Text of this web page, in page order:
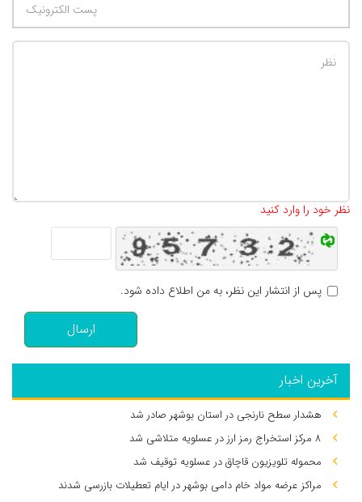
نظر خود را وارد کنید
پس از انتشار این نظر، به من اطلاع داده شود.
ارسال
آخرین اخبار
هشدار سطح نارنجی در استان بوشهر صادر شد
۸ مرکز استخراج رمز ارز در عسلویه متلاشی شد
محموله تلویزیون قاچاق در عسلویه توقیف شد
مراکز عرضه مواد خام دامی بوشهر در ایام تعطیلات بازرسی شدند